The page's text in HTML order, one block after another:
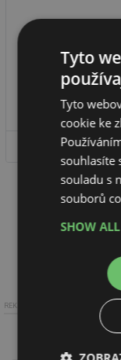
Prodej dřeva - 5
smrk, borovice,
REKLAMA
Tyto
Tyto
cookie ke
souhlasíte
souladu s
souborů
SHOW